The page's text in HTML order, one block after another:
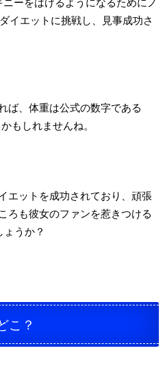
イエットに挑戦し、見事成功さ
ば、体重は公式の数字である
もしれませんね。
エットを成功されており、頑張
ろも彼女のファンを惹きつける
うか？
こ？